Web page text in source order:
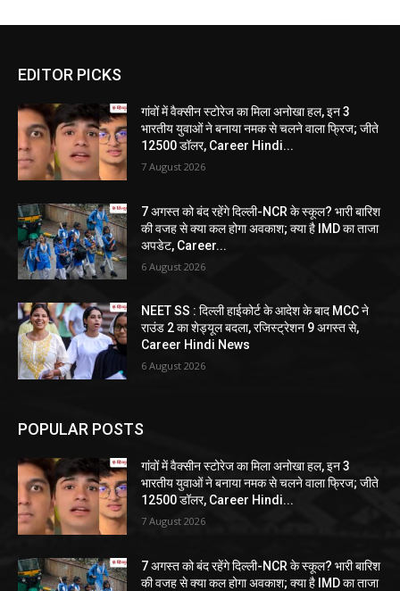
EDITOR PICKS
गांवों में वैक्सीन स्टोरेज का मिला अनोखा हल, इन 3
भारतीय युवाओं ने बनाया नमक से चलने वाला फ्रिज; जीते
12500 डॉलर, Career Hindi...
7 August 2026
7 अगस्त को बंद रहेंगे दिल्ली-NCR के स्कूल? भारी बारिश
की वजह से क्या कल होगा अवकाश; क्या है IMD का ताजा
अपडेट, Career...
6 August 2026
NEET SS : दिल्ली हाईकोर्ट के आदेश के बाद MCC ने
राउंड 2 का शेड्यूल बदला, रजिस्ट्रेशन 9 अगस्त से,
Career Hindi News
6 August 2026
POPULAR POSTS
गांवों में वैक्सीन स्टोरेज का मिला अनोखा हल, इन 3
भारतीय युवाओं ने बनाया नमक से चलने वाला फ्रिज; जीते
12500 डॉलर, Career Hindi...
7 August 2026
7 अगस्त को बंद रहेंगे दिल्ली-NCR के स्कूल? भारी बारिश
की वजह से क्या कल होगा अवकाश; क्या है IMD का ताजा